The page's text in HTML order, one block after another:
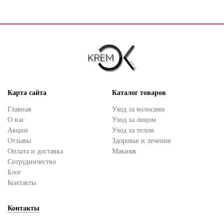
Карта сайта
Главная
О нас
Акции
Отзывы
Оплата и доставка
Сотрудничество
Блог
Контакты
Каталог товаров
Уход за волосами
Уход за лицом
Уход за телом
Здоровье и лечение
Макияж
Контакты